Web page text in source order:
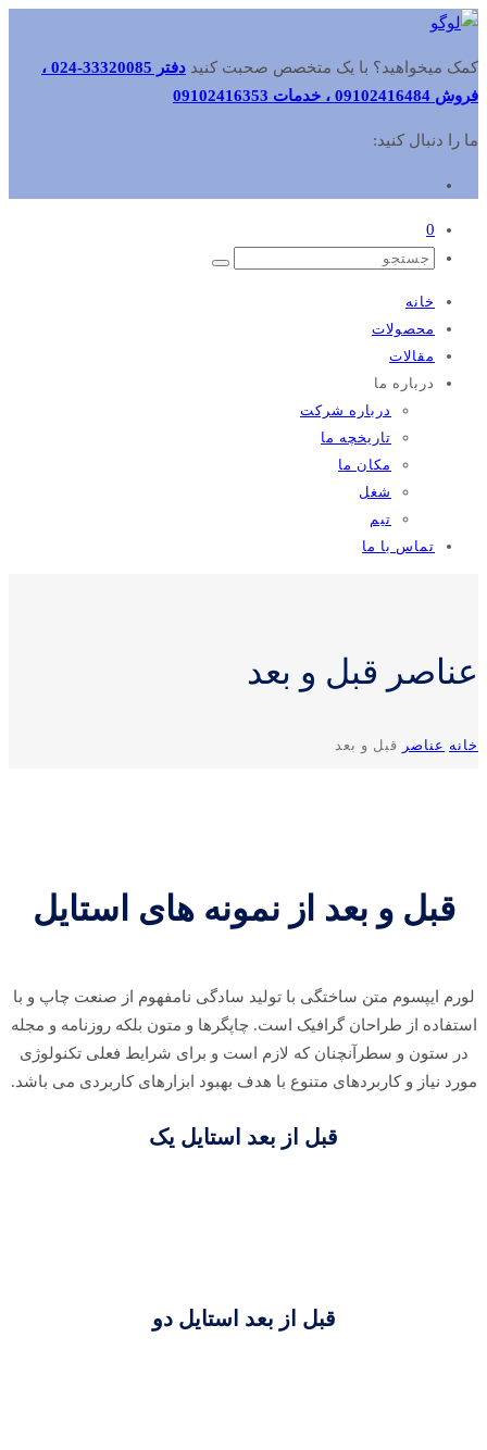
کمک میخواهید؟ با یک متخصص صحبت کنید
دفتر 33320085-024 ،
فروش 09102416484 ، خدمات 09102416353
ما را دنبال کنید:
0
خانه
محصولات
مقالات
درباره ما
درباره شرکت
تاریخچه ما
مکان ما
شغل
تیم
تماس با ما
عناصر قبل و بعد
خانه عناصر قبل و بعد
قبل و بعد از نمونه های استایل
لورم ایپسوم متن ساختگی با تولید سادگی نامفهوم از صنعت چاپ و با
استفاده از طراحان گرافیک است. چاپگرها و متون بلکه روزنامه و مجله
در ستون و سطرآنچنان که لازم است و برای شرایط فعلی تکنولوژی
مورد نیاز و کاربردهای متنوع با هدف بهبود ابزارهای کاربردی می باشد.
قبل از بعد استایل یک
قبل از بعد استایل دو